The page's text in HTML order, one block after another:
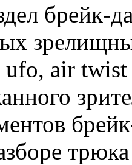
брейк-
ufo, air